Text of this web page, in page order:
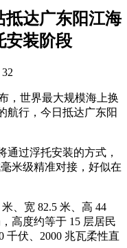
抵达广东阳江海
安装阶段
32
，世界最大规模海上换
航行，今日抵达广东阳
通过浮托安装的方式，
米级精准对接，好似在
、宽 82.5 米、高 44
高度约等于 15 层居民
千伏、2000 兆瓦柔性直